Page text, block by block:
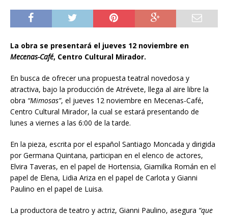
La obra se presentará el jueves 12 noviembre en
Mecenas-Café, Centro Cultural Mirador.
En busca de ofrecer una propuesta teatral novedosa y
atractiva, bajo la producción de Atrévete, llega al aire libre la
obra “Mimosas”, el jueves 12 noviembre en Mecenas-Café,
Centro Cultural Mirador, la cual se estará presentando de
lunes a viernes a las 6:00 de la tarde.
En la pieza, escrita por el español Santiago Moncada y dirigida
por Germana Quintana, participan en el elenco de actores,
Elvira Taveras, en el papel de Hortensia, Giamilka Román en el
papel de Elena, Lidia Ariza en el papel de Carlota y Gianni
Paulino en el papel de Luisa.
La productora de teatro y actriz, Gianni Paulino, asegura “que